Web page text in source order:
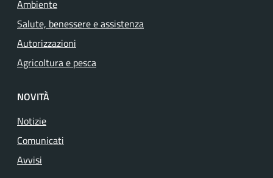
Ambiente
Salute, benessere e assistenza
Autorizzazioni
Agricoltura e pesca
NOVITÀ
Notizie
Comunicati
Avvisi